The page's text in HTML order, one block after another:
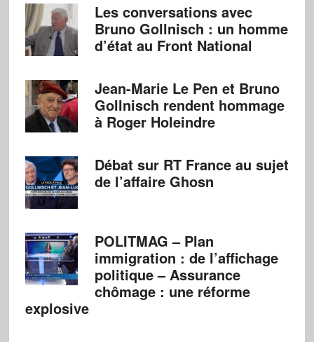
Les conversations avec
Bruno Gollnisch : un homme
d’état au Front National
Jean-Marie Le Pen et Bruno
Gollnisch rendent hommage
à Roger Holeindre
Débat sur RT France au sujet
de l’affaire Ghosn
POLITMAG – Plan
immigration : de l’affichage
politique – Assurance
chômage : une réforme
explosive